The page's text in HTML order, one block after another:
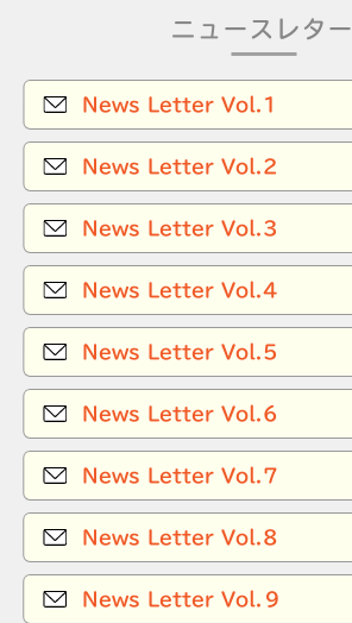
ニュースレター
News Letter Vol.1
News Letter Vol.2
News Letter Vol.3
News Letter Vol.4
News Letter Vol.5
News Letter Vol.6
News Letter Vol.7
News Letter Vol.8
News Letter Vol.９